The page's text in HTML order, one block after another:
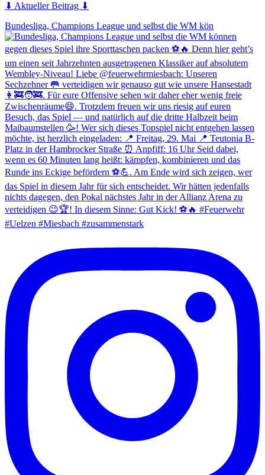
⬇ Aktueller Beitrag ⬇
Bundesliga, Champions League und selbst die WM kön